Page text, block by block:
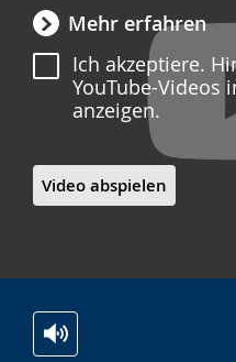
Mehr erfahren
Ich akzeptiere.
YouTube-Videos
anzeigen.
Video abspielen